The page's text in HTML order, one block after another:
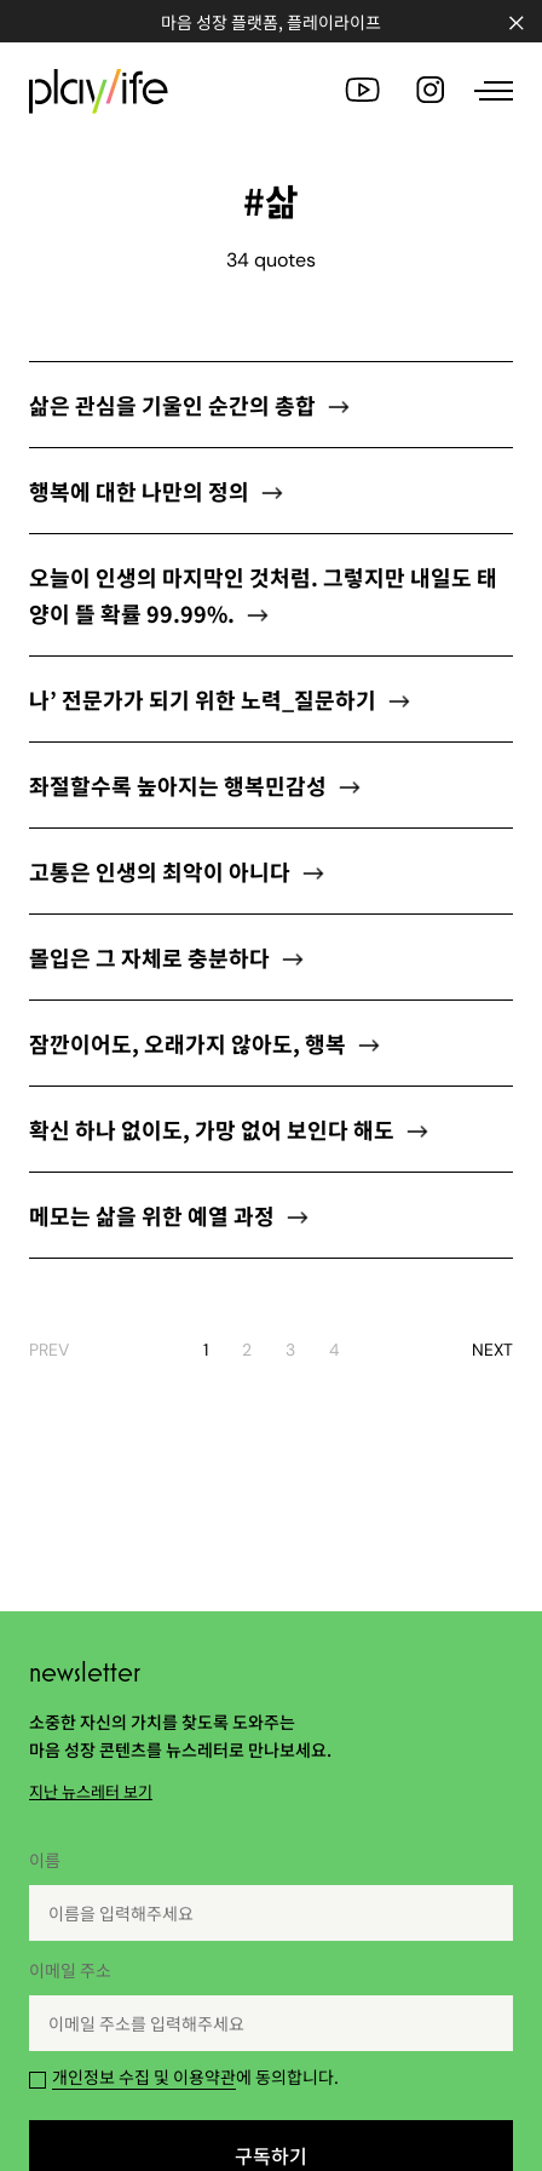
마음 성장 플랫폼, 플레이라이프
PEOPLE
QUOTE
COUNSELING
ABOUT
newsletter
마음 성장 콘텐츠를 뉴스레터로 만나보세요.
#삶
34 quotes
삶은 관심을 기울인 순간의 총합
행복에 대한 나만의 정의
오늘이 인생의 마지막인 것처럼. 그렇지만 내일도 태
양이 뜰 확률 99.99%.
나’ 전문가가 되기 위한 노력_질문하기
좌절할수록 높아지는 행복민감성
고통은 인생의 최악이 아니다
몰입은 그 자체로 충분하다
잠깐이어도, 오래가지 않아도, 행복
확신 하나 없이도, 가망 없어 보인다 해도
메모는 삶을 위한 예열 과정
PREV 1 2 3 4 NEXT
newsletter
소중한 자신의 가치를 찾도록 도와주는
마음 성장 콘텐츠를 뉴스레터로 만나보세요.
지난 뉴스레터 보기
이름
이메일 주소
개인정보 수집 및 이용약관에 동의합니다.
구독하기